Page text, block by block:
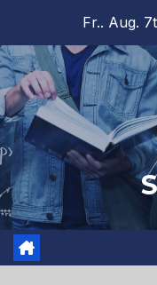
springen
Fr.. Aug.